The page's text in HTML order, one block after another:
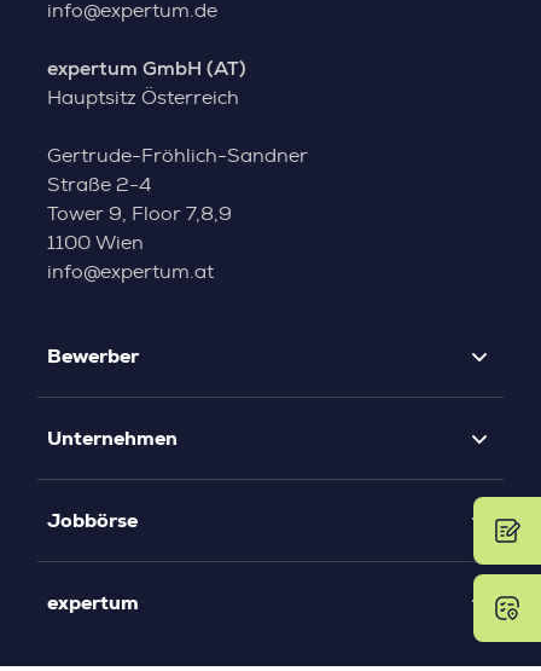
info@expertum.de
expertum GmbH (AT)
Hauptsitz Österreich
Gertrude-Fröhlich-Sandner
Straße 2-4
Tower 9, Floor 7,8,9
1100 Wien
info@expertum.at
Bewerber
Unternehmen
Jobbörse
expertum